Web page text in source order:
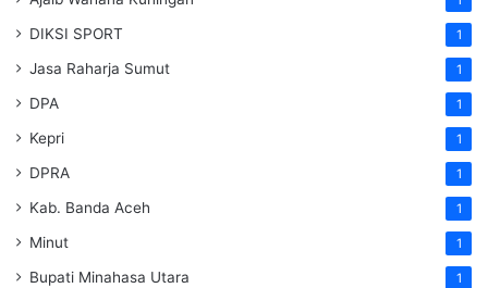
DIKSI SPORT 1
Jasa Raharja Sumut 1
DPA 1
Kepri 1
DPRA 1
Kab. Banda Aceh 1
Minut 1
Bupati Minahasa Utara 1